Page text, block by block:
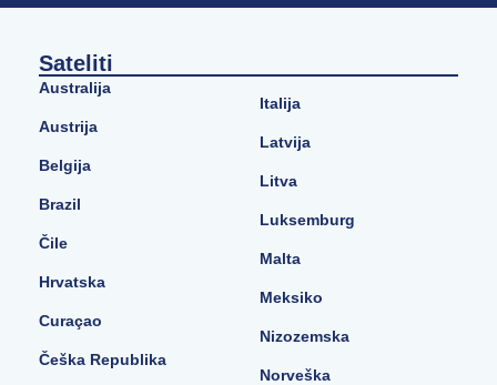
Sateliti
Australija
Austrija
Belgija
Brazil
Čile
Hrvatska
Curaçao
Češka Republika
Italija
Latvija
Litva
Luksemburg
Malta
Meksiko
Nizozemska
Norveška